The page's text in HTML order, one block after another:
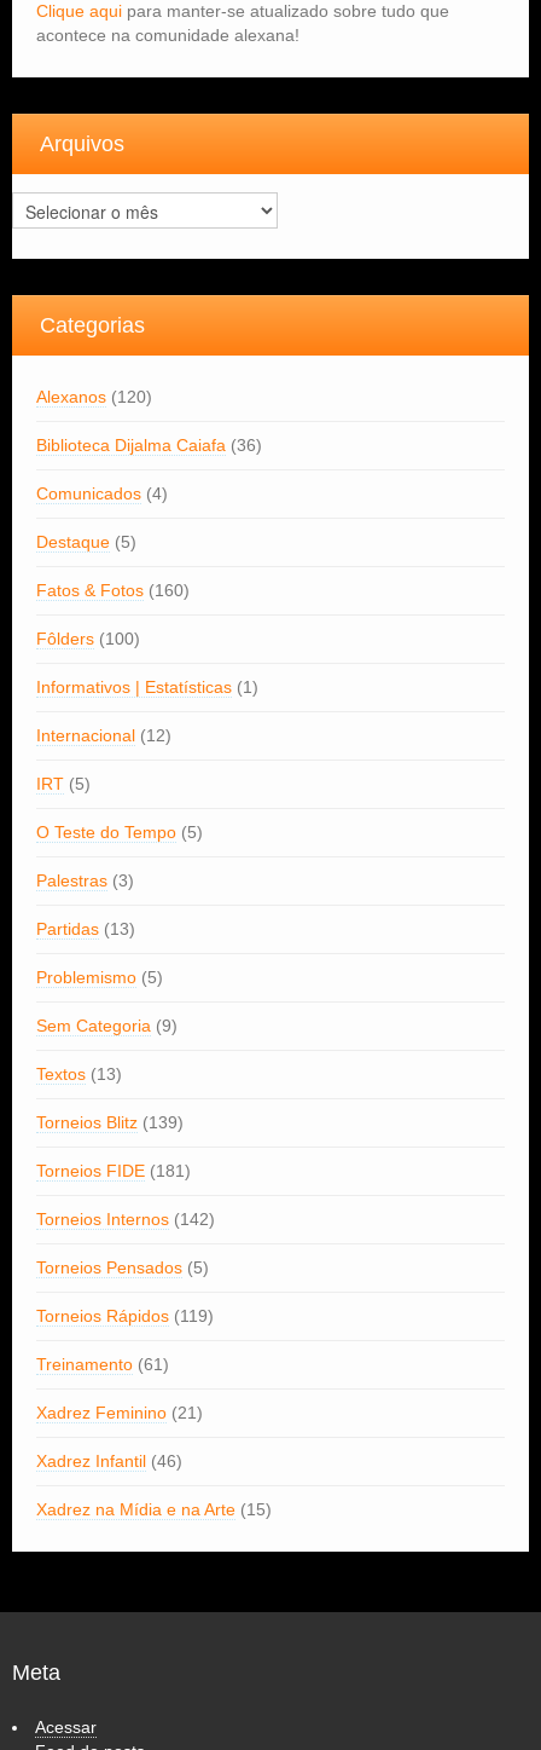
Clique aqui para manter-se atualizado sobre tudo que
acontece na comunidade alexana!
Arquivos
Arquivos
Categorias
Alexanos (120)
Biblioteca Dijalma Caiafa (36)
Comunicados (4)
Destaque (5)
Fatos & Fotos (160)
Fôlders (100)
Informativos | Estatísticas (1)
Internacional (12)
IRT (5)
O Teste do Tempo (5)
Palestras (3)
Partidas (13)
Problemismo (5)
Sem Categoria (9)
Textos (13)
Torneios Blitz (139)
Torneios FIDE (181)
Torneios Internos (142)
Torneios Pensados (5)
Torneios Rápidos (119)
Treinamento (61)
Xadrez Feminino (21)
Xadrez Infantil (46)
Xadrez na Mídia e na Arte (15)
Meta
Acessar